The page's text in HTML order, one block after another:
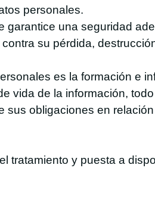
personales.
garantice una seguridad
su pérdida,
es la formación e
vida de la información, todo
obligaciones en relación
tratamiento y puesta a